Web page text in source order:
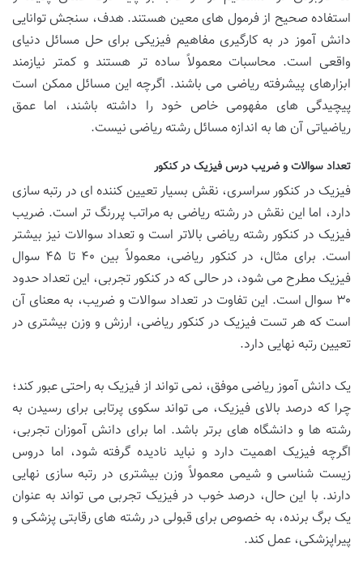
استفاده صحیح از فرمول های معین هستند. هدف، سنجش توانایی
دانش آموز در به کارگیری مفاهیم فیزیکی برای حل مسائل دنیای
واقعی است. محاسبات معمولاً ساده تر هستند و کمتر نیازمند
ابزارهای پیشرفته ریاضی می باشند. اگرچه این مسائل ممکن است
پیچیدگی های مفهومی خاص خود را داشته باشند، اما عمق
ریاضیاتی آن ها به اندازه مسائل رشته ریاضی نیست.
تعداد سوالات و ضریب درس فیزیک در کنکور
فیزیک در کنکور سراسری، نقش بسیار تعیین کننده ای در رتبه سازی
دارد، اما این نقش در رشته ریاضی به مراتب پررنگ تر است. ضریب
فیزیک در کنکور رشته ریاضی بالاتر است و تعداد سوالات نیز بیشتر
است. برای مثال، در کنکور ریاضی، معمولاً بین ۴۰ تا ۴۵ سوال
فیزیک مطرح می شود، در حالی که در کنکور تجربی، این تعداد حدود
۳۰ سوال است. این تفاوت در تعداد سوالات و ضریب، به معنای آن
است که هر تست فیزیک در کنکور ریاضی، ارزش و وزن بیشتری در
تعیین رتبه نهایی دارد.
یک دانش آموز ریاضی موفق، نمی تواند از فیزیک به راحتی عبور کند؛
چرا که درصد بالای فیزیک، می تواند سکوی پرتابی برای رسیدن به
رشته ها و دانشگاه های برتر باشد. اما برای دانش آموزان تجربی،
اگرچه فیزیک اهمیت دارد و نباید نادیده گرفته شود، اما دروس
زیست شناسی و شیمی معمولاً وزن بیشتری در رتبه سازی نهایی
دارند. با این حال، درصد خوب در فیزیک تجربی می تواند به عنوان
یک برگ برنده، به خصوص برای قبولی در رشته های رقابتی پزشکی و
پیراپزشکی، عمل کند.